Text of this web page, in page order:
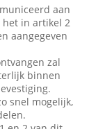
aan
het in artikel 2
aangegeven
zal
binnen
snel mogelijk,